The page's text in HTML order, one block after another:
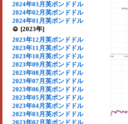
2024年03月英ポンドドル
2024年02月英ポンドドル
2024年01月英ポンドドル
[2023年]
2023年12月英ポンドドル
2023年11月英ポンドドル
2023年10月英ポンドドル
2023年09月英ポンドドル
2023年08月英ポンドドル
2023年07月英ポンドドル
2023年06月英ポンドドル
2023年05月英ポンドドル
2023年04月英ポンドドル
2023年03月英ポンドドル
2023年02月英ポンドドル